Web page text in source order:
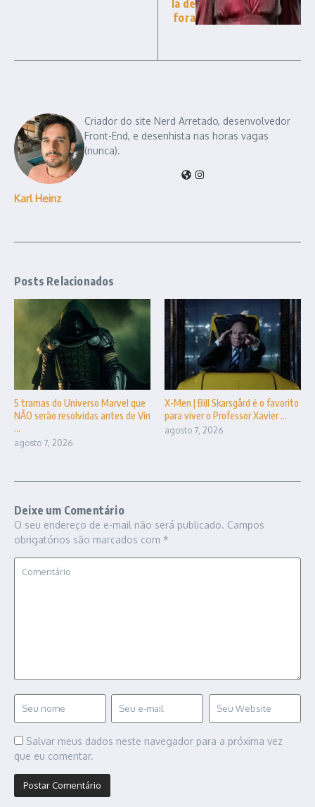
la de
fora
Karl Heinz
Criador do site Nerd Arretado, desenvolvedor
Front-End, e desenhista nas horas vagas
(nunca).
Posts Relacionados
5 tramas do Universo Marvel que
NÃO serão resolvidas antes de Vin
...
agosto 7, 2026
X-Men | Bill Skarsgård é o favorito
para viver o Professor Xavier ...
agosto 7, 2026
Deixe um Comentário
O seu endereço de e-mail não será publicado. Campos
obrigatórios são marcados com *
Salvar meus dados neste navegador para a próxima vez
que eu comentar.